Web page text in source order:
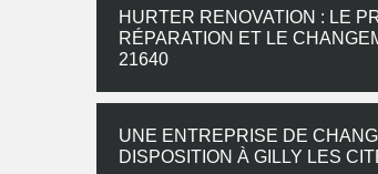
HURTER RENOVATION : LE
RÉPARATION ET LE
21640
UNE ENTREPRISE DE
DISPOSITION À GILLY LES